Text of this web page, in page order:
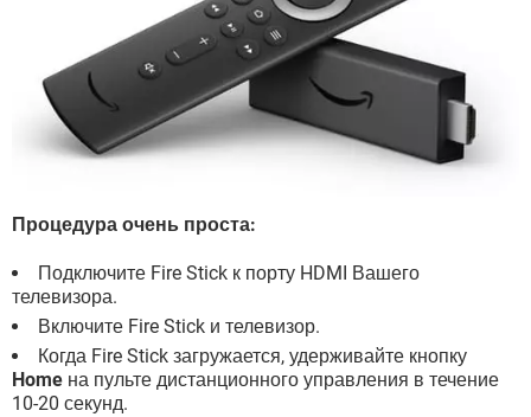
Процедура очень проста:
Подключите Fire Stick к порту HDMI Вашего
телевизора.
Включите Fire Stick и телевизор.
Когда Fire Stick загружается, удерживайте кнопку
Home на пульте дистанционного управления в течение
10-20 секунд.